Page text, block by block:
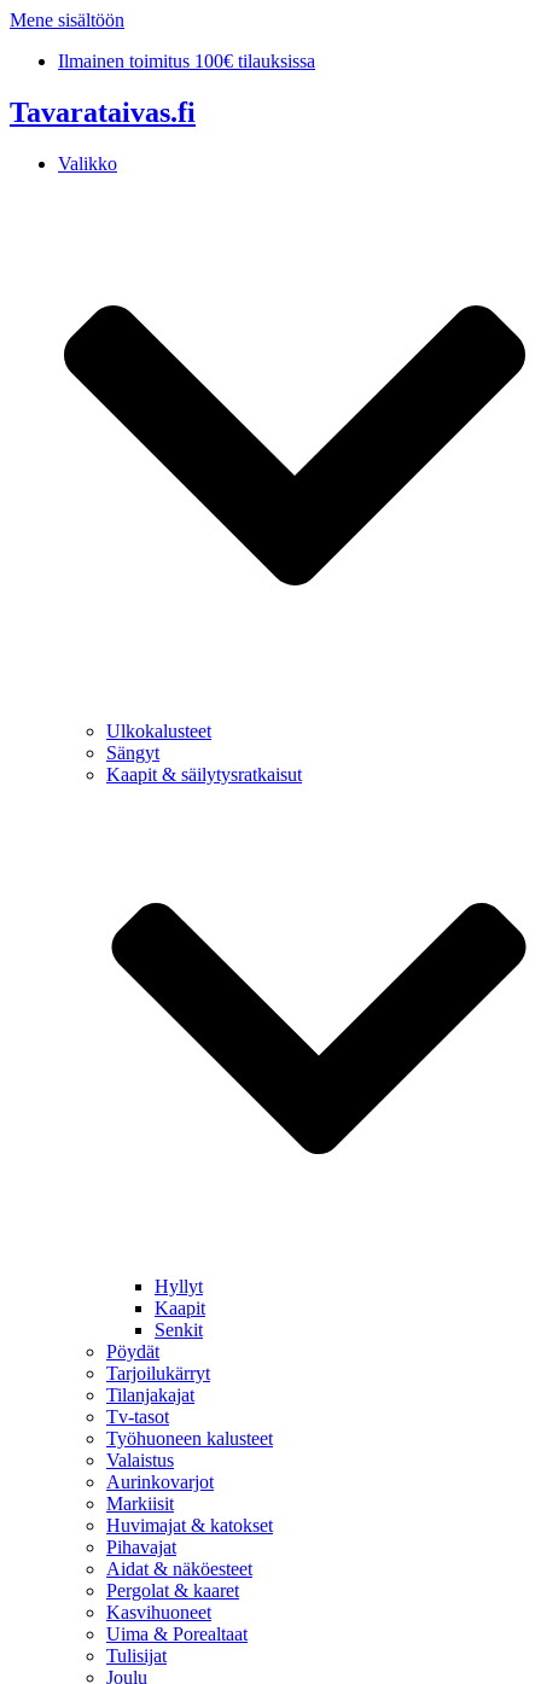
Mene sisältöön
Ilmainen toimitus 100€ tilauksissa
Tavarataivas.fi
Valikko
Ulkokalusteet
Sängyt
Kaapit & säilytysratkaisut
Hyllyt
Kaapit
Senkit
Pöydät
Tarjoilukärryt
Tilanjakajat
Tv-tasot
Työhuoneen kalusteet
Valaistus
Aurinkovarjot
Markiisit
Huvimajat & katokset
Pihavajat
Aidat & näköesteet
Pergolat & kaaret
Kasvihuoneet
Uima & Porealtaat
Tulisijat
Joulu